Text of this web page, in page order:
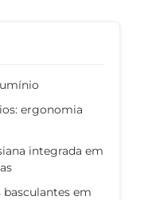
ergonomia
integrada em
em